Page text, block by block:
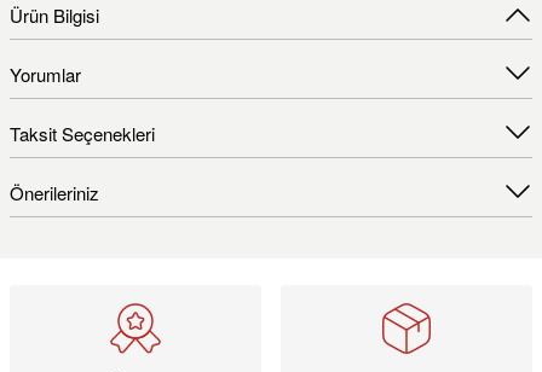
Ürün Bilgisi
Yorumlar
Taksit Seçenekleri
Önerileriniz